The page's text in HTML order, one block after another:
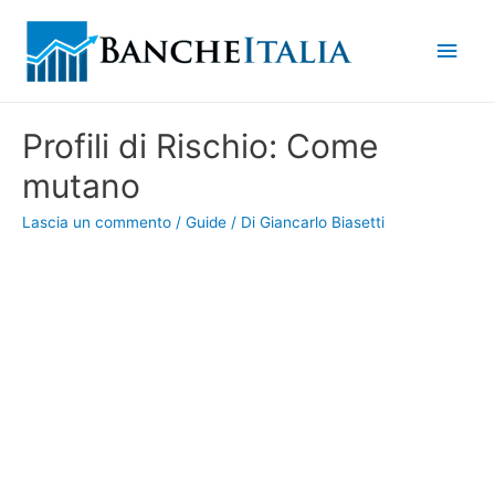
Profili di Rischio: Come
mutano
Lascia un commento / Guide / Di Giancarlo Biasetti